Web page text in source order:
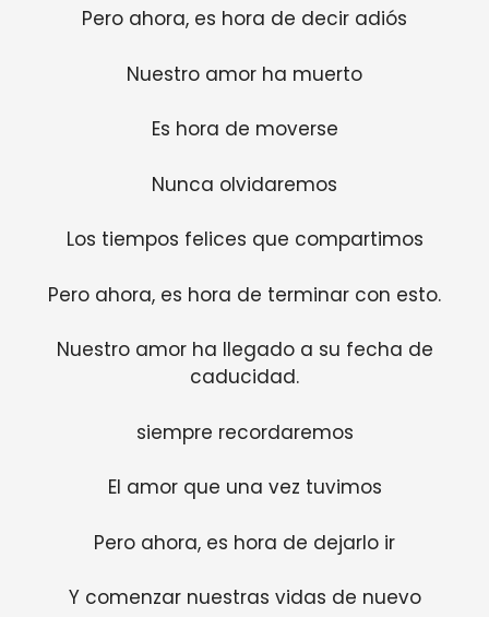
Pero ahora, es hora de decir adiós
Nuestro amor ha muerto
Es hora de moverse
Nunca olvidaremos
Los tiempos felices que compartimos
Pero ahora, es hora de terminar con esto.
Nuestro amor ha llegado a su fecha de
caducidad.
siempre recordaremos
El amor que una vez tuvimos
Pero ahora, es hora de dejarlo ir
Y comenzar nuestras vidas de nuevo